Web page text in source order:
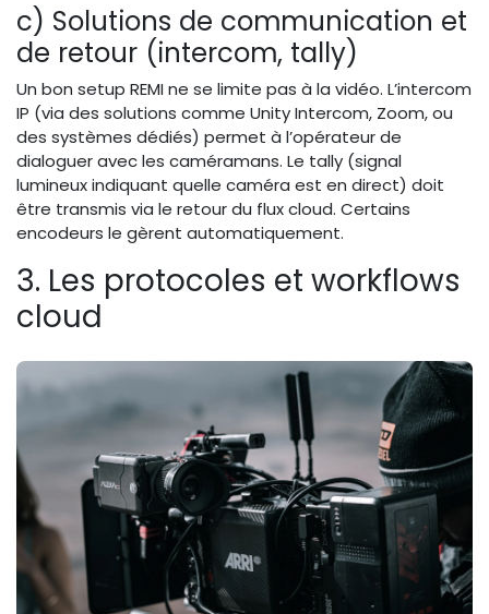
c) Solutions de communication et
de retour (intercom, tally)
Un bon setup REMI ne se limite pas à la vidéo. L’intercom
IP (via des solutions comme Unity Intercom, Zoom, ou
des systèmes dédiés) permet à l’opérateur de
dialoguer avec les caméramans. Le tally (signal
lumineux indiquant quelle caméra est en direct) doit
être transmis via le retour du flux cloud. Certains
encodeurs le gèrent automatiquement.
3. Les protocoles et workflows
cloud